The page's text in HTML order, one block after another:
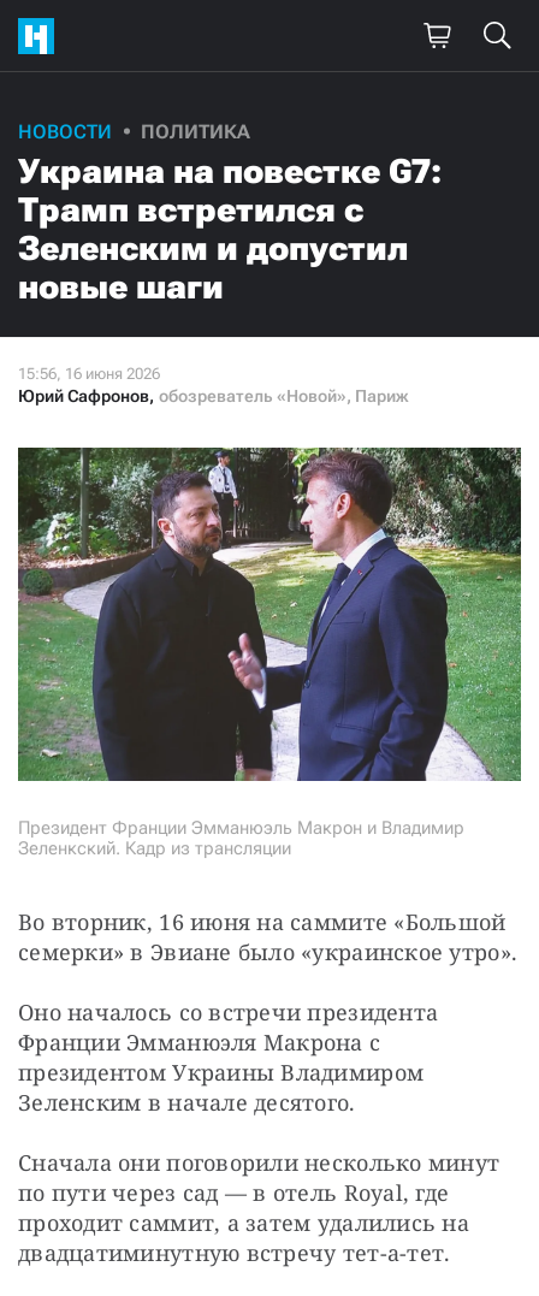
НОВОСТИ ПОЛИТИКА
Украина на повестке G7:
Трамп встретился с
Зеленским и допустил
новые шаги
Юрий Сафронов, обозреватель «Новой», Париж
Президент Франции Эмманюэль Макрон и Владимир
Зеленкский. Кадр из трансляции
Во вторник, 16 июня на саммите «Большой
семерки» в Эвиане было «украинское утро».
Оно началось со встречи президента
Франции Эмманюэля Макрона с
президентом Украины Владимиром
Зеленским в начале десятого.
Сначала они поговорили несколько минут
по пути через сад — в отель Royal, где
проходит саммит, а затем удалились на
двадцатиминутную встречу тет-а-тет.
Поддержите
нашу работу!
Ежемесячно Разово
3000
Нажимая кнопку «Стать соучастником»,
я принимаю условия и подтверждаю свое гражданство РФ
СТАТЬ СОУЧАСТНИКОМ
ПОДЕЛИТЬСЯ С ДРУЗЬЯМИ
Если у вас есть вопросы, пишите donate@novayagazeta.ruили
звоните:
+7 (929) 612-03-68